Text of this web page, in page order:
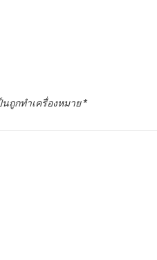
ถูกทำเครื่องหมาย*